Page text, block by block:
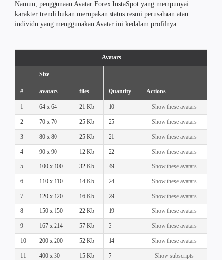
Namun, penggunaan Avatar Forex InstaSpot yang mempunyai
karakter trendi bukan merupakan status resmi perusahaan atau
individu yang menggunakan Avatar ini kedalam profilnya.
Avatars
#
Size
Quantity Actions
avatars files
1 64 x 64 21 Kb 10 Show these avatars
2 70 x 70 25 Kb 25 Show these avatars
3 80 x 80 25 Kb 21 Show these avatars
4 90 x 90 12 Kb 22 Show these avatars
5 100 x 100 32 Kb 49 Show these avatars
6 110 x 110 14 Kb 24 Show these avatars
7 120 x 120 16 Kb 29 Show these avatars
8 150 x 150 22 Kb 19 Show these avatars
9 167 x 214 57 Kb 3 Show these avatars
10 200 x 200 52 Kb 14 Show these avatars
11 400 x 30 15 Kb 7 Show subscripts